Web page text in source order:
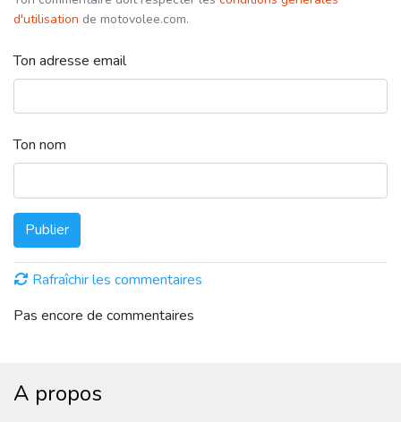
d'utilisation de motovolee.com.
Ton adresse email
Ton nom
Publier
Rafraîchir les commentaires
Pas encore de commentaires
A propos